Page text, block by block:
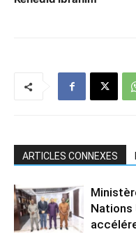
ARTICLES CONNEXES
Nations